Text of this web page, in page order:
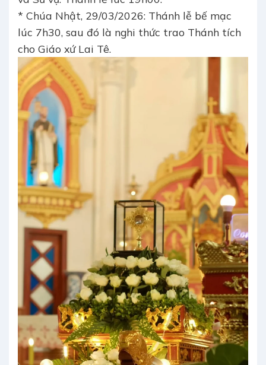
* Chúa Nhật, 29/03/2026: Thánh lễ bế mạc
lúc 7h30, sau đó là nghi thức trao Thánh tích
cho Giáo xứ Lai Tê.